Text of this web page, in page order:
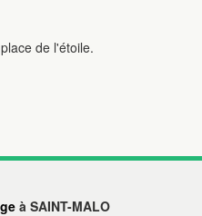
de l'étoile.
à SAINT-MALO